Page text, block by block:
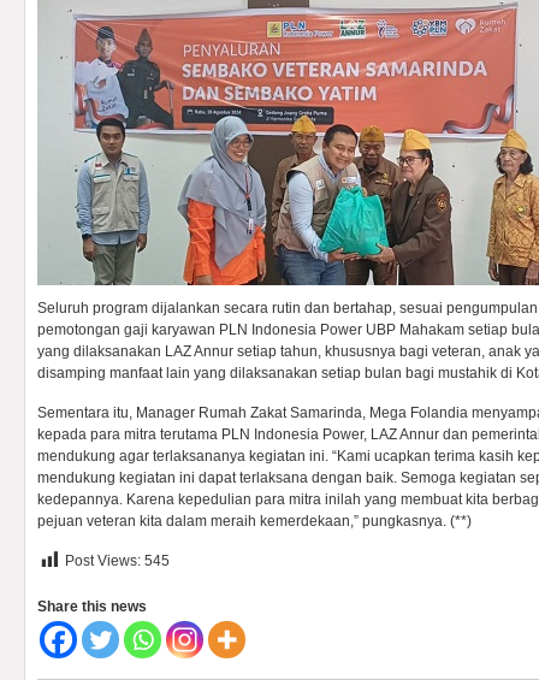
Seluruh program dijalankan secara rutin dan bertahap, sesuai
pemotongan gaji karyawan PLN Indonesia Power UBP Mahakam setiap
yang dilaksanakan LAZ Annur setiap tahun, khususnya bagi veteran, anak
disamping manfaat lain yang dilaksanakan setiap bulan bagi mustahik di
Sementara itu, Manager Rumah Zakat Samarinda, Mega Folandia
kepada para mitra terutama PLN Indonesia Power, LAZ Annur dan
mendukung agar terlaksananya kegiatan ini. “Kami ucapkan terima kasih
mendukung kegiatan ini dapat terlaksana dengan baik. Semoga kegiatan
kedepannya. Karena kepedulian para mitra inilah yang membuat kita
pejuan veteran kita dalam meraih kemerdekaan,” pungkasnya. (**)
Post Views: 545
Share this news